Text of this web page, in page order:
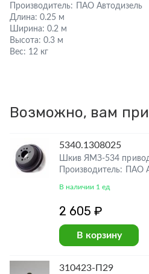
Производитель:
ПАО Автодизель
Длина: 0.25 м
Ширина: 0.2 м
Высота: 0.3 м
Вес: 12 кг
Возможно, вам
5340.1308025
Шкив ЯМЗ-534
Производитель: ПАО
В наличии 1 ед
2 605 ₽
В корзину
310423-П29